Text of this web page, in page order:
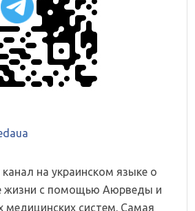
на украинском языке о
жизни с помощью Аюрведы и
медицинских систем. Самая